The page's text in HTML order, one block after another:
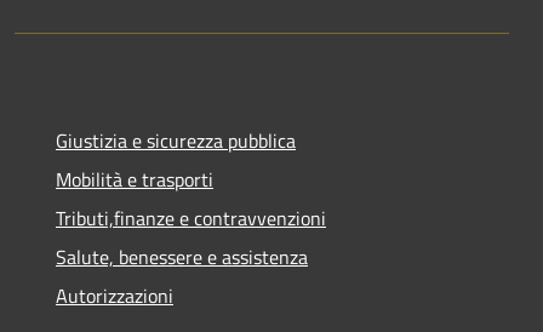
Giustizia e sicurezza pubblica
Mobilità e trasporti
Tributi,finanze e contravvenzioni
Salute, benessere e assistenza
Autorizzazioni